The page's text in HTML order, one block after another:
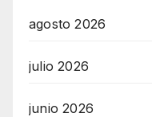
agosto 2026
julio 2026
junio 2026